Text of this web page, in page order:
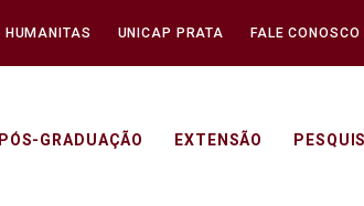
HUMANITAS UNICAP PRATA FALE CONOSCO
PÓS-GRADUAÇÃO EXTENSÃO